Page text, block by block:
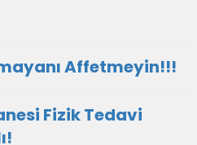
Affetmeyin!!!
Fizik Tedavi